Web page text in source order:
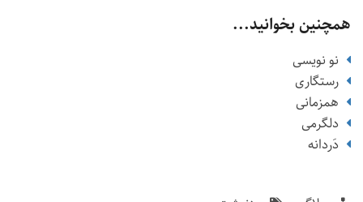
همچنین بخوانید...
نو نویسی
رستگاری
همزمانی
دلگرمی
دَردانه